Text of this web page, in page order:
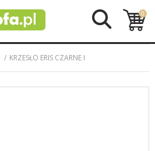
0
KRZESŁO ERIS CZARNE I